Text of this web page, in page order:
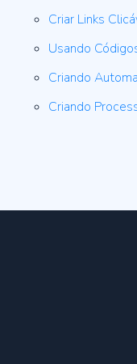
Criar Links
Usando
Criando
Criando